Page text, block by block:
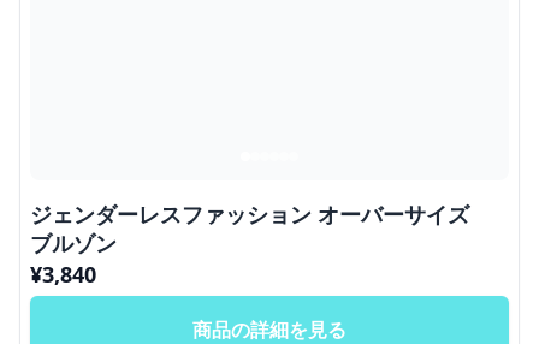
ジェンダーレスファッション オーバーサイズ
ブルゾン
¥3,840
商品の詳細を見る